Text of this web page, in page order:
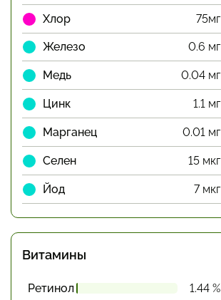
Хлор 75мг
Железо 0.6 мг
Медь 0.04 мг
Цинк 1.1 мг
Марганец 0.01 мг
Селен 15 мкг
Йод 7 мкг
Витамины
Ретинол 1.44 %